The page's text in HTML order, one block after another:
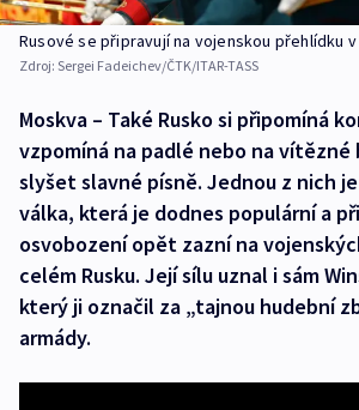
Rusové se připravují na vojenskou přehlídku
Zdroj: Sergei Fadeichev/ČTK/ITAR-TASS
Moskva – Také Rusko si připomíná
vzpomíná na padlé nebo na vítězné
slyšet slavné písně. Jednou z nich
válka, která je dodnes populární a
osvobození opět zazní na
celém Rusku. Její sílu uznal i sám
který ji označil za „tajnou hudební
armády.